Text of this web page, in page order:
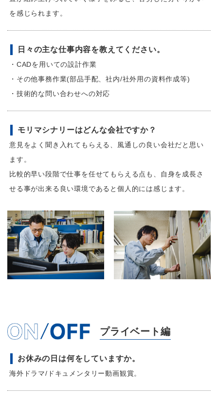
を感じられます。
日々の主な仕事内容を教えてください。
・CADを用いての設計作業
・その他事務作業(部品手配、社内/社外用の資料作成等)
・技術的な問い合わせへの対応
モリマシナリーはどんな会社ですか？
意見をよく聞き入れてもらえる、風通しの良い会社だと思い
ます。
比較的早い段階で仕事を任せてもらえる点も、自身を成長さ
せる事が出来る良い環境であると個人的には感じます。
プライベート編
お休みの日は何をしていますか。
海外ドラマ/ドキュメンタリー動画観賞。